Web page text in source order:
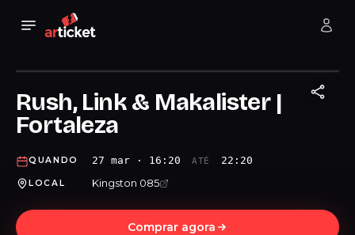
Rush, Link & Makalister |
Fortaleza
QUANDO 27 mar · 16:20 ATÉ 22:20
LOCAL Kingston 085
Comprar agora